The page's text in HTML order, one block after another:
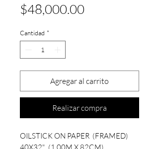
$48,000.00Precio
Cantidad *
Agregar al carrito
Realizar compra
OILSTICK ON PAPER (FRAMED)
40X32" (1.00M X 82CM)